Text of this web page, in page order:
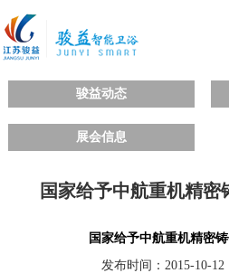
骏益动态
展会信息
国家给予中航重机精
国家给予中航重机精密
发布时间：2015-10-